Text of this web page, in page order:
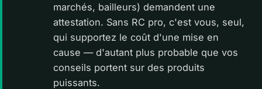
marchés, bailleurs) demandent une
attestation. Sans RC pro, c'est vous, seul,
qui supportez le coût d'une mise en
cause — d'autant plus probable que vos
conseils portent sur des produits
puissants.